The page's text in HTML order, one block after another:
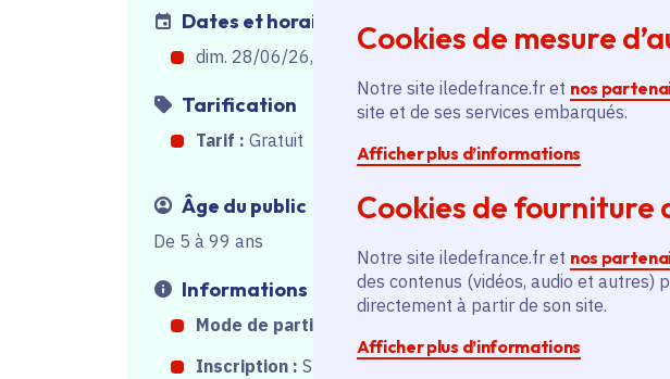
Cookies de mesure
Notre site iledefrance.fr et nos
site et de ses services embarqués.
Afficher plus d’informations
Cookies de fourniture
Notre site iledefrance.fr et nos
des contenus (vidéos, audio et autres)
directement à partir de son site.
Afficher plus d’informations
Dates et horaires
dim. 28/06/26, de 15h30
Tarification
Tarif : Gratuit
Âge du public
De 5 à 99 ans
Informations
Mode de participation :
Inscription : Sur inscription